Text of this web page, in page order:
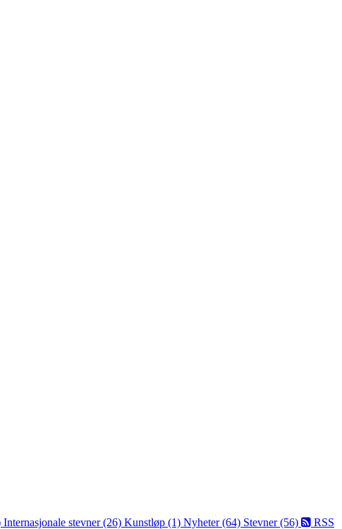
Internasjonale stevner (26) Kunstløp (1) Nyheter (64) Stevner (56) RSS